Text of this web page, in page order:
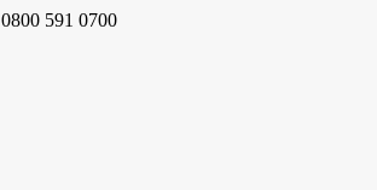
0800 591 0700